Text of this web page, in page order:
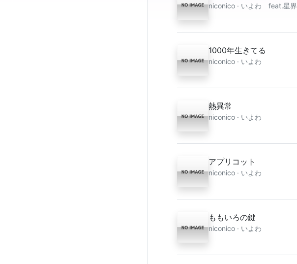
niconico · いよわ feat.星界
1000年生きてる
niconico · いよわ
熱異常
niconico · いよわ
アプリコット
niconico · いよわ
ももいろの鍵
niconico · いよわ